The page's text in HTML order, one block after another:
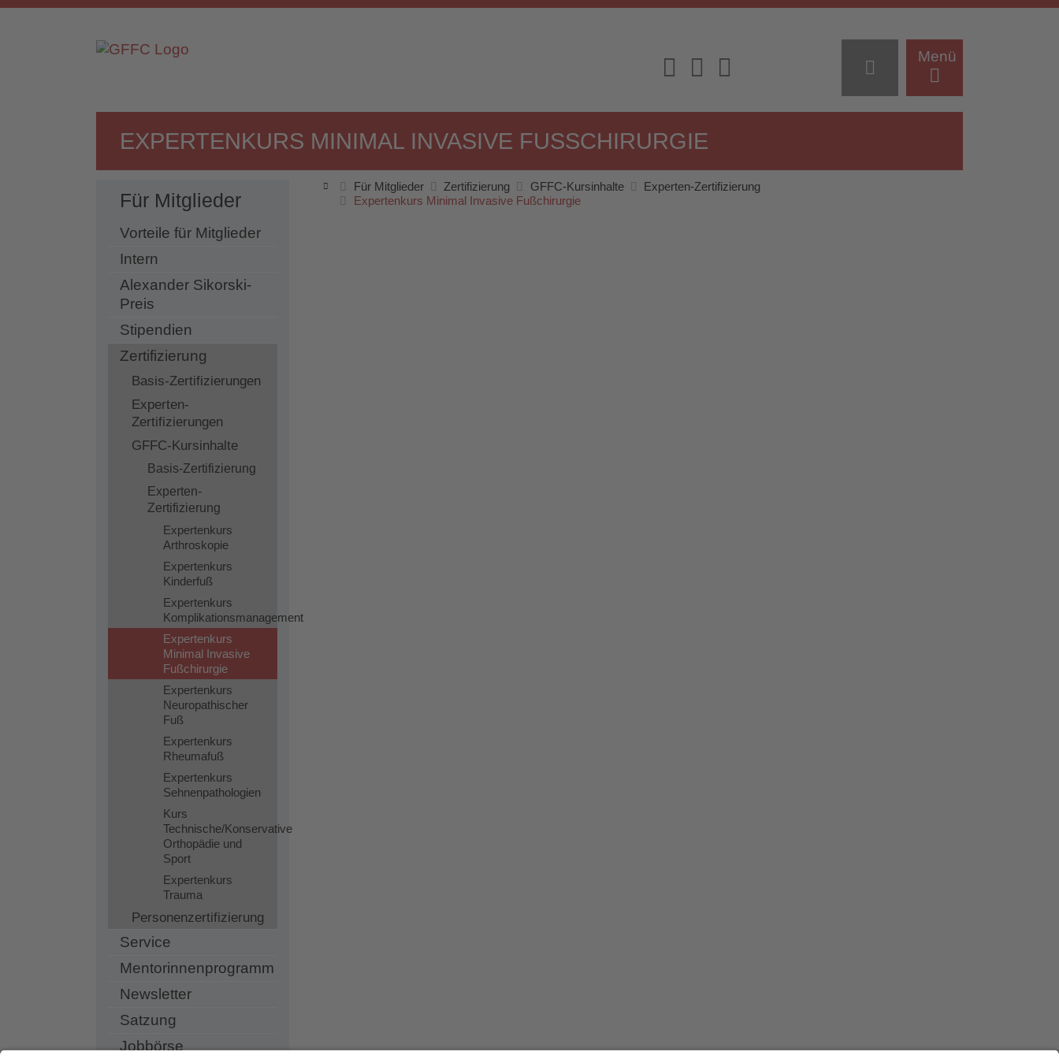
Menü
EXPERTENKURS MINIMAL INVASIVE FUSSCHIRURGIE
Für Mitglieder Zertifizierung GFFC-Kursinhalte
Experten-Zertifizierung
Expertenkurs Minimal Invasive Fußchirurgie
Für Mitglieder
Vorteile für Mitglieder
Intern
Alexander Sikorski-
Preis
Stipendien
Zertifizierung
Basis-Zertifizierungen
Experten-
Zertifizierungen
GFFC-Kursinhalte
Basis-Zertifizierung
Experten-
Zertifizierung
Expertenkurs
Arthroskopie
Expertenkurs
Kinderfuß
Expertenkurs
Komplikationsmanagement
Expertenkurs
Minimal Invasive
Fußchirurgie
Expertenkurs
Neuropathischer
Fuß
Expertenkurs
Rheumafuß
Expertenkurs
Sehnenpathologien
Kurs
Technische/Konservative
Orthopädie und
Sport
Expertenkurs
Trauma
Personenzertifizierung
Service
Mentorinnenprogramm
Newsletter
Satzung
Jobbörse